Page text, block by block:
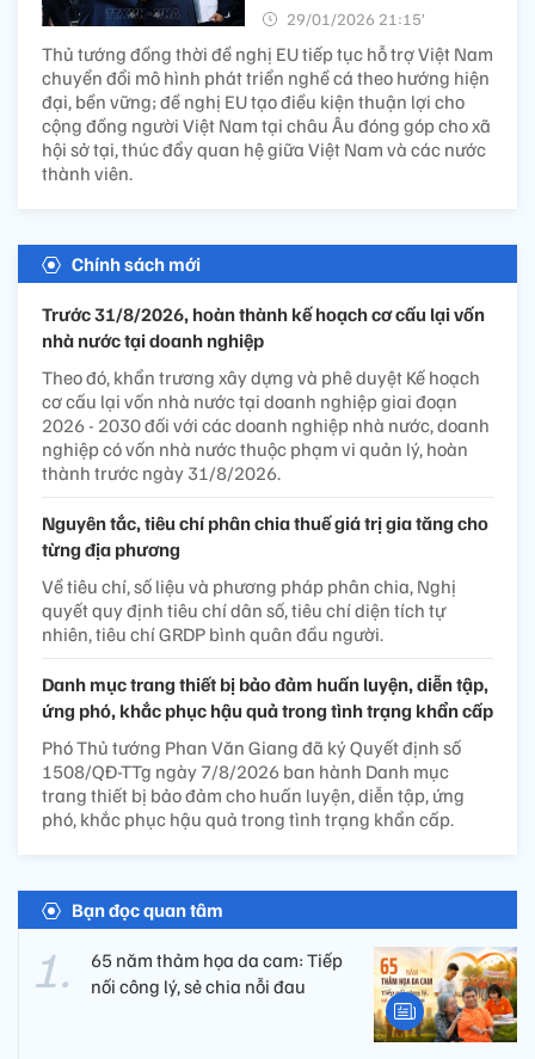
29/01/2026 21:15’
Thủ tướng đồng thời đề nghị EU tiếp tục hỗ trợ Việt Nam
chuyển đổi mô hình phát triển nghề cá theo hướng hiện
đại, bền vững; đề nghị EU tạo điều kiện thuận lợi cho
cộng đồng người Việt Nam tại châu Âu đóng góp cho xã
hội sở tại, thúc đẩy quan hệ giữa Việt Nam và các nước
thành viên.
Chính sách mới
Trước 31/8/2026, hoàn thành kế hoạch cơ cấu lại vốn
nhà nước tại doanh nghiệp
Theo đó, khẩn trương xây dựng và phê duyệt Kế hoạch
cơ cấu lại vốn nhà nước tại doanh nghiệp giai đoạn
2026 - 2030 đối với các doanh nghiệp nhà nước, doanh
nghiệp có vốn nhà nước thuộc phạm vi quản lý, hoàn
thành trước ngày 31/8/2026.
Nguyên tắc, tiêu chí phân chia thuế giá trị gia tăng cho
từng địa phương
Về tiêu chí, số liệu và phương pháp phân chia, Nghị
quyết quy định tiêu chí dân số, tiêu chí diện tích tự
nhiên, tiêu chí GRDP bình quân đầu người.
Danh mục trang thiết bị bảo đảm huấn luyện, diễn tập,
ứng phó, khắc phục hậu quả trong tình trạng khẩn cấp
Phó Thủ tướng Phan Văn Giang đã ký Quyết định số
1508/QĐ-TTg ngày 7/8/2026 ban hành Danh mục
trang thiết bị bảo đảm cho huấn luyện, diễn tập, ứng
phó, khắc phục hậu quả trong tình trạng khẩn cấp.
Bạn đọc quan tâm
65 năm thảm họa da cam: Tiếp
nối công lý, sẻ chia nỗi đau